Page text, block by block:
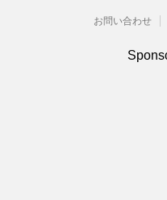
お問い合わせ